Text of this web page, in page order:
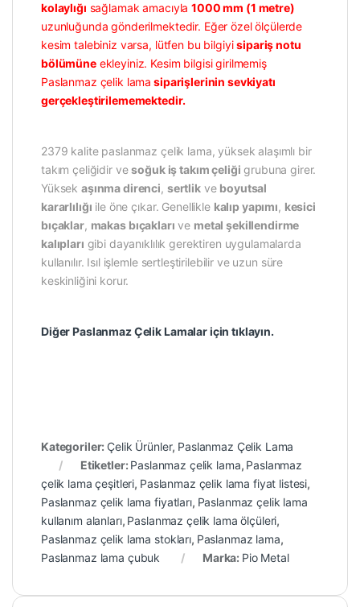
kolaylığı sağlamak amacıyla1000 mm (1 metre)
uzunluğunda gönderilmektedir. Eğer özel ölçülerde
kesim talebiniz varsa, lütfen bu bilgiyisipariş notu
bölümüneekleyiniz. Kesim bilgisi girilmemiş
Paslanmaz çelik lama siparişlerinin sevkiyatı
gerçekleştirilememektedir.
2379 kalite paslanmaz çelik lama, yüksek alaşımlı bir
takım çeliğidir vesoğuk iş takım çeliği grubuna girer.
Yüksekaşınma direnci, sertlikve boyutsal
kararlılığı ile öne çıkar. Genellikle kalıp yapımı, kesici
bıçaklar, makas bıçakları ve metal şekillendirme
kalıpları gibi dayanıklılık gerektiren uygulamalarda
kullanılır. Isıl işlemle sertleştirilebilir ve uzun süre
keskinliğini korur.
Diğer Paslanmaz Çelik Lamalar için tıklayın.
Kategoriler: Çelik Ürünler, Paslanmaz Çelik Lama
Etiketler: Paslanmaz çelik lama, Paslanmaz
çelik lama çeşitleri, Paslanmaz çelik lama fiyat listesi,
Paslanmaz çelik lama fiyatları, Paslanmaz çelik lama
kullanım alanları, Paslanmaz çelik lama ölçüleri,
Paslanmaz çelik lama stokları, Paslanmaz lama,
Paslanmaz lama çubuk
Marka: Pio Metal